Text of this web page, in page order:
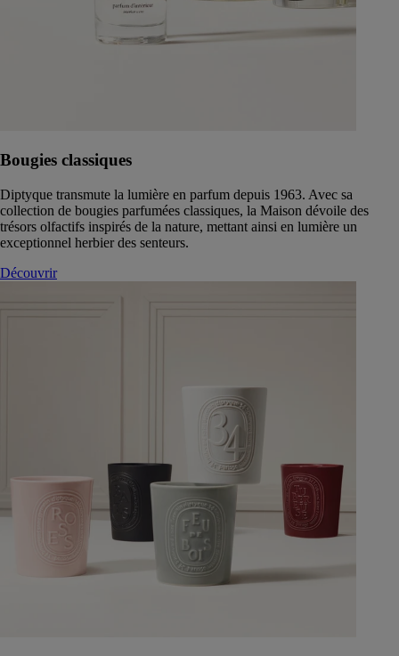
Bougies classiques
Diptyque transmute la lumière en parfum depuis 1963. Avec sa
collection de bougies parfumées classiques, la Maison dévoile des
trésors olfactifs inspirés de la nature, mettant ainsi en lumière un
exceptionnel herbier des senteurs.
Découvrir